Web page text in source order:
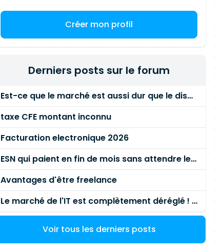
Créer mon profil
Derniers posts sur le forum
Est-ce que le marché est aussi dur que le disent les commerciaux ?
taxe CFE montant inconnu
Facturation electronique 2026
ESN qui paient en fin de mois sans attendre le paiement client ?
Avantages d'être freelance
Le marché de l'IT est complètement déréglé ! STOP à cette mascarade ! Il faut s'unir et résister !
Voir tous les derniers posts